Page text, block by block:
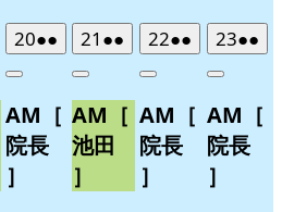
ベ
)
202026
年
月
20
日
●●
件
イ
ベ
ト)
Close
AM［
院長
］
21 2026
年
月
21
●●
件
イ
ベ
ト)
Close
AM［
池田
］
222026
年
月
22
日
●●
件
イ
ベ
ト)
Close
AM［
院長
］
232026
年
月
23
日
●●
件
イ
Close
AM［
院長
］